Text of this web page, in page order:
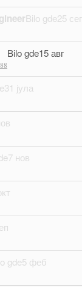
Bilo gde25
Bilo gde15 авг
31 јула
7 нов
gde5 феб